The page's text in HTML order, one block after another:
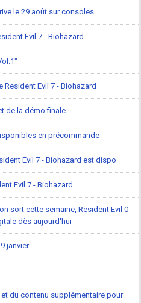
le 29 août sur consoles
Evil 7 - Biohazard
Evil 7 - Biohazard
de la démo finale
en précommande
Evil 7 - Biohazard est dispo
Evil 7 - Biohazard
sort cette semaine, Resident Evil 0
dès aujourd'hui
janvier
du contenu supplémentaire pour